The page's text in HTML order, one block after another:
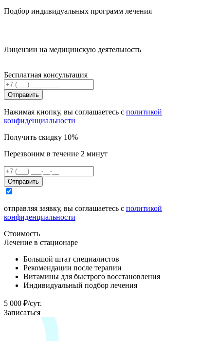
Подбор индивидуальных программ лечения
Лицензии на медицинскую деятельность
Бесплатная консультация
Отправить
Нажимая кнопку, вы соглашаетесь с политикой
конфиденциальности
Получить скидку 10%
Перезвоним в течение 2 минут
Отправить
отправляя заявку, вы соглашаетесь с политикой
конфиденциальности
Стоимость
Лечение в стационаре
Большой штат специалистов
Рекомендации после терапии
Витамины для быстрого восстановления
Индивидуальный подбор лечения
5 000 ₽/сут.
Записаться